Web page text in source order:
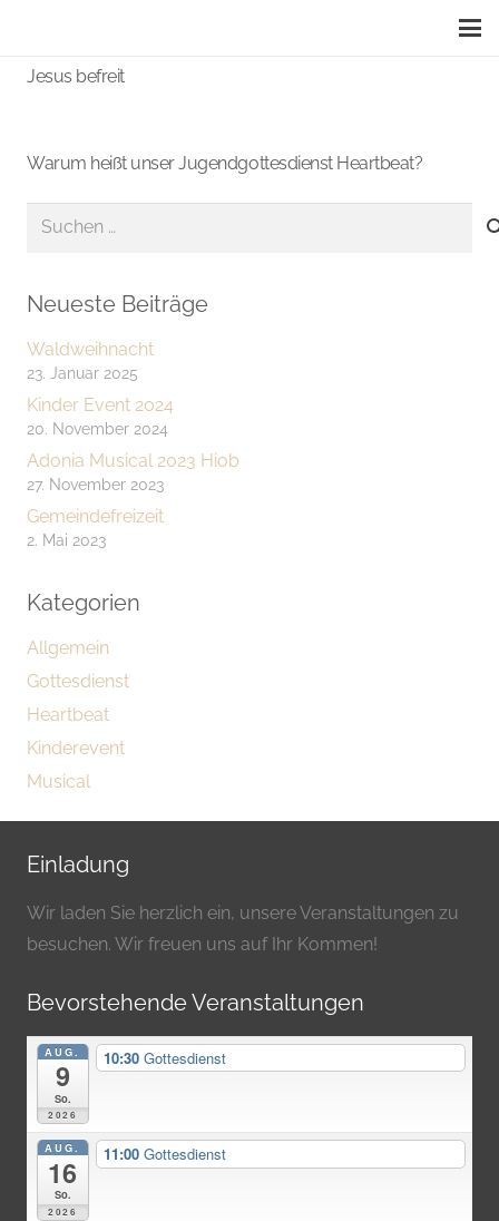
Jesus befreit
Warum heißt unser Jugendgottesdienst Heartbeat?
Suchen
Neueste Beiträge
Waldweihnacht
23. Januar 2025
Kinder Event 2024
20. November 2024
Adonia Musical 2023 Hiob
27. November 2023
Gemeindefreizeit
2. Mai 2023
Kategorien
Allgemein
Gottesdienst
Heartbeat
Kinderevent
Musical
Einladung
Wir laden Sie herzlich ein, unsere Veranstaltungen zu
besuchen. Wir freuen uns auf Ihr Kommen!
Bevorstehende Veranstaltungen
AUG.
9
So.
2026
10:30 Gottesdienst
AUG.
16
So.
2026
11:00 Gottesdienst